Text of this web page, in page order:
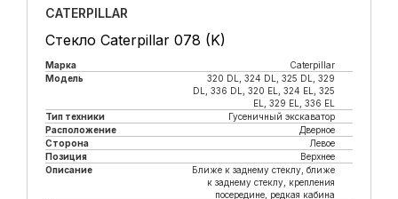
CATERPILLAR
Стекло Caterpillar 078 (K)
Марка
Caterpillar
Модель
320 DL, 324 DL, 325 DL, 329
DL, 336 DL, 320 EL, 324 EL, 325
EL, 329 EL, 336 EL
Тип техники
Гусеничный экскаватор
Расположение
Дверное
Сторона
Левое
Позиция
Верхнее
Описание
Ближе к заднему стеклу, ближе
к заднему стеклу, крепления
посередине, редкая кабина